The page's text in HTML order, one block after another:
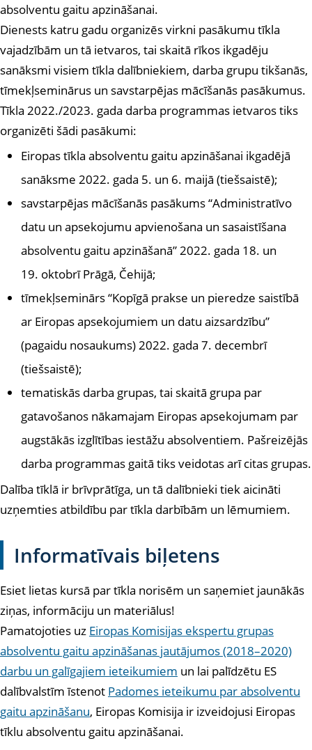
absolventu gaitu apzināšanai.
Dienests katru gadu organizēs virkni pasākumu tīkla
vajadzībām un tā ietvaros, tai skaitā rīkos ikgadēju
sanāksmi visiem tīkla dalībniekiem, darba grupu tikšanās,
tīmekļseminārus un savstarpējas mācīšanās pasākumus.
Tīkla 2022./2023. gada darba programmas ietvaros tiks
organizēti šādi pasākumi:
Eiropas tīkla absolventu gaitu apzināšanai ikgadējā
sanāksme 2022. gada 5. un 6. maijā (tiešsaistē);
savstarpējas mācīšanās pasākums “Administratīvo
datu un apsekojumu apvienošana un sasaistīšana
absolventu gaitu apzināšanā” 2022. gada 18. un
19. oktobrī Prāgā, Čehijā;
tīmekļseminārs “Kopīgā prakse un pieredze saistībā
ar Eiropas apsekojumiem un datu aizsardzību”
(pagaidu nosaukums) 2022. gada 7. decembrī
(tiešsaistē);
tematiskās darba grupas, tai skaitā grupa par
gatavošanos nākamajam Eiropas apsekojumam par
augstākās izglītības iestāžu absolventiem. Pašreizējās
darba programmas gaitā tiks veidotas arī citas grupas.
Dalība tīklā ir brīvprātīga, un tā dalībnieki tiek aicināti
uzņemties atbildību par tīkla darbībām un lēmumiem.
Informatīvais biļetens
Esiet lietas kursā par tīkla norisēm un saņemiet jaunākās
ziņas, informāciju un materiālus!
Pamatojoties uz Eiropas Komisijas ekspertu grupas
absolventu gaitu apzināšanas jautājumos (2018–2020)
darbu un galīgajiem ieteikumiem un lai palīdzētu ES
dalībvalstīm īstenot Padomes ieteikumu par absolventu
gaitu apzināšanu, Eiropas Komisija ir izveidojusi Eiropas
tīklu absolventu gaitu apzināšanai.